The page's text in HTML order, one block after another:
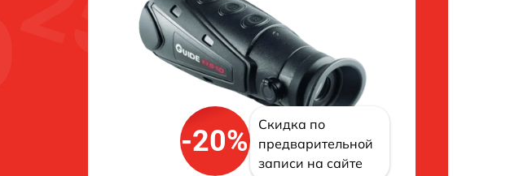
-20%
Скидка по
предварительной
записи на сайте